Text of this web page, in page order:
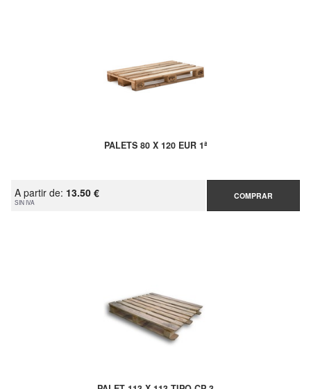
PALETS 80 X 120 EUR 1ª
A partir de: 13.50 €
SIN IVA
COMPRAR